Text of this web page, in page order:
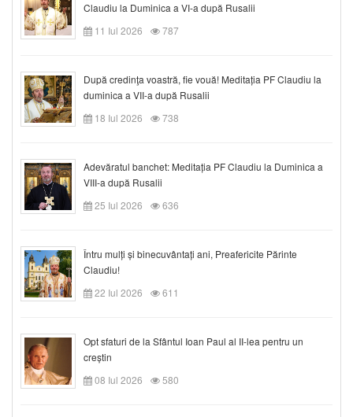
Claudiu la Duminica a VI-a după Rusalii
11 Iul 2026
787
După credinţa voastră, fie vouă! Meditația PF Claudiu la
duminica a VII-a după Rusalii
18 Iul 2026
738
Adevăratul banchet: Meditația PF Claudiu la Duminica a
VIII-a după Rusalii
25 Iul 2026
636
Întru mulți și binecuvântați ani, Preafericite Părinte
Claudiu!
22 Iul 2026
611
Opt sfaturi de la Sfântul Ioan Paul al II-lea pentru un
creștin
08 Iul 2026
580